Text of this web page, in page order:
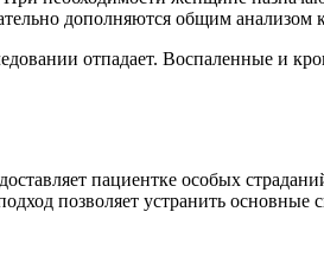
дополняются общим
отпадает. Воспаленные и
пациентке особых
позволяет устранить